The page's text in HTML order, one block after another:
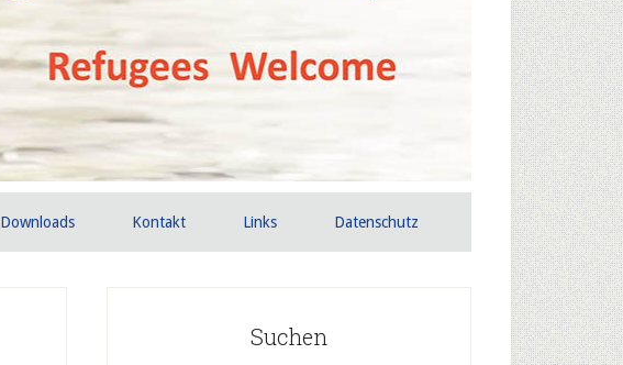
Downloads Kontakt Links Datenschutz
Suchen